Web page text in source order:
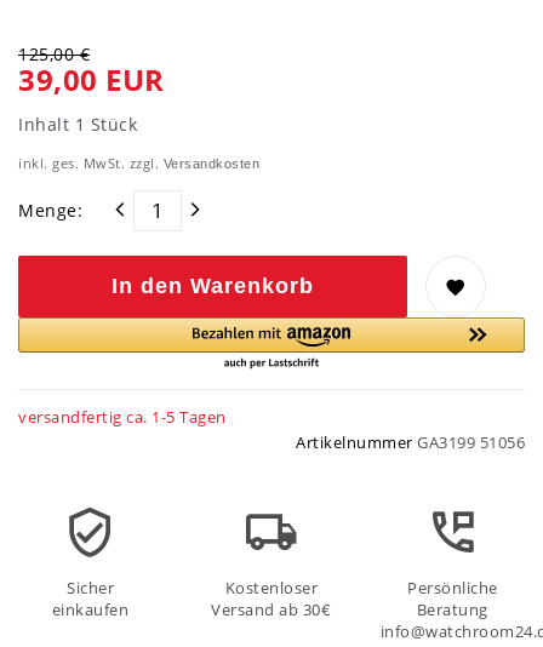
125,00 €
39,00 EUR
Inhalt 1 Stück
inkl. ges. MwSt. zzgl. Versandkosten
Menge:
In den Warenkorb
versandfertig ca. 1-5 Tagen
Artikelnummer GA3199 51056
Sicher
einkaufen
Kostenloser
Versand ab 30€
Persönliche
Beratung